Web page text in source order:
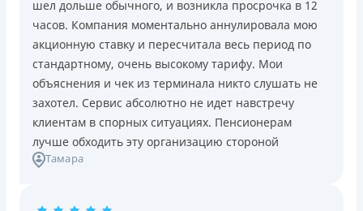
Погашение
В кассах и терминалах отделений
Оплата на расчетный счёт
Онлайн (через сайт или интернет-банкинг)
Через терминалы самообслуживания
Лицензия НБУ
Лицензия НБУ №10
Вся информация о кредите
Возраст
18 - 70 лет
Преимущества
Сниженная процентная ставка 0,01% в день для
новых клиентов на период от 3 до 30 дней (после
этого стандартная ставка 1%)
Запрашиваются только данные паспорта, ИНН, номер
банковской карты и телефона
шел дольше обычного, и возникла просрочка в 12
часов. Компания моментально аннулировала мою
акционную ставку и пересчитала весь период по
стандартному, очень высокому тарифу. Мои
объяснения и чек из терминала никто слушать не
захотел. Сервис абсолютно не идет навстречу
клиентам в спорных ситуациях. Пенсионерам
лучше обходить эту организацию стороной
Тамара